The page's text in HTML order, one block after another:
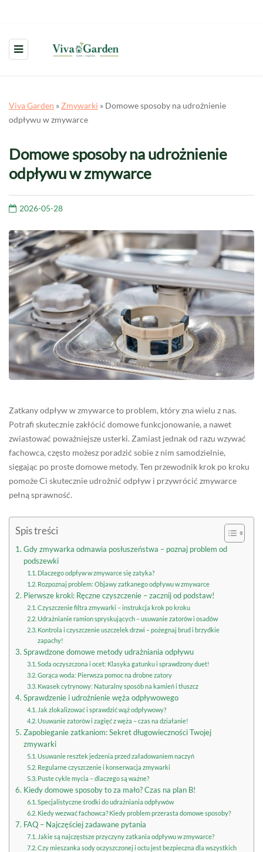
Viva Garden » Zmywarki » Domowe sposoby na udrożnienie
odpływu w zmywarce
Domowe sposoby na udrożnienie
odpływu w zmywarce
2026-05-28
Zatkany odpływ w zmywarce to problem, który zna wielu z nas.
Potrafi skutecznie zakłócić domowe funkcjonowanie, a nawet
zwiastować poważniejsze usterki. Zamiast jednak od razu wzywać
fachowca, często możesz poradzić sobie z nim samodzielnie,
sięgając po proste domowe metody. Ten przewodnik krok po kroku
pomoże Ci skutecznie udrożnić odpływ i przywrócić zmywarce
pełną sprawność.
Spis treści
Gdy zmywarka odmawia posłuszeństwa – poznaj problem od
podszewki
Dlaczego odpływ w zmywarce się zatyka?
Rozpoznaj problem: Objawy zatkanego odpływu w zmywarce
Pierwsze kroki: Ręczne czyszczenie – zacznij od podstaw!
Czyszczenie filtra zmywarki – instrukcja krok po kroku
Udrażnianie ramion spryskujących – usuwanie zatorów i osadów
Kontrola i czyszczenie uszczelek drzwi – pożegnaj brud i brzydkie
zapachy!
Sprawdzone domowe metody udrażniania odpływu
Soda oczyszczona i ocet: Klasyka gatunku i sprawdzony duet!
Gorąca woda: Pierwsza pomoc na drobne zatory
Kwasek cytrynowy: Naturalny sposób na kamień i tłuszcz
Sprawdzenie i udrożnienie węża odpływowego
Jak zlokalizować i sprawdzić wąż odpływowy?
Usuwanie zatorów i zagięć z węża – czas na działanie!
Zapobieganie zatkaniom: Sekret długowieczności Twojej
zmywarki
Usuwanie resztek jedzenia przed załadowaniem naczyń
Regularne czyszczenie i konserwacja zmywarki
Puste cykle mycia – dlaczego są ważne?
Kiedy domowe sposoby to za mało? Czas na plan B!
Specjalistyczne środki do udrażniania odpływów
Kiedy wezwać fachowca? Kiedy problem przerasta domowe sposoby?
FAQ – Najczęściej zadawane pytania
Jakie są najczęstsze przyczyny zatkania odpływu w zmywarce?
Czy mieszanka sody oczyszczonej i octu jest bezpieczna dla wszystkich